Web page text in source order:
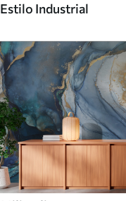
Estilo Industrial